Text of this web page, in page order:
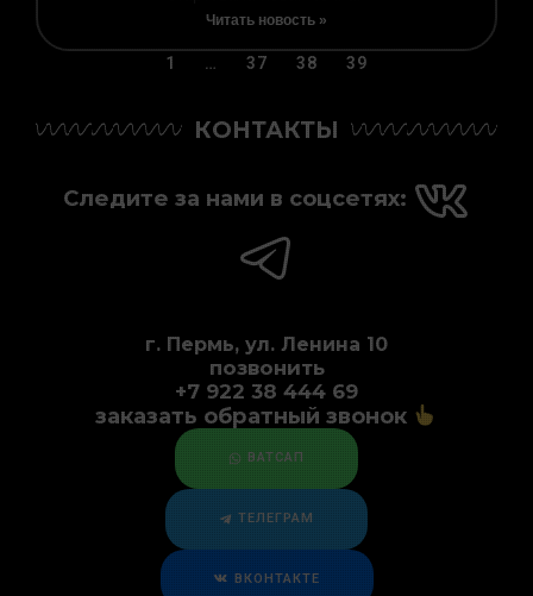
Читать новость »
1 … 37 38 39
КОНТАКТЫ
Следите за нами в соцсетях:
г. Пермь, ул. Ленина 10
позвонить
+7 922 38 444 69
заказать обратный звонок
ВАТСАП
ТЕЛЕГРАМ
ВКОНТАКТЕ